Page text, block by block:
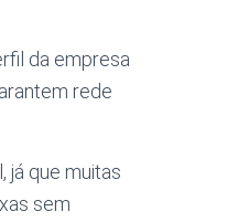
da empresa
rede
já que muitas
sem